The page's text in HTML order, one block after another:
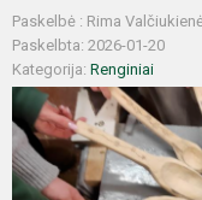
Paskelbė : Rima
Paskelbta: 2026-01-20
Kategorija: Renginiai